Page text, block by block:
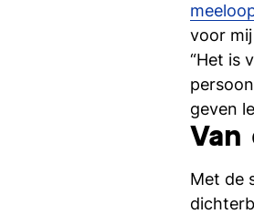
voor
“Het is
geven
Van
Met de